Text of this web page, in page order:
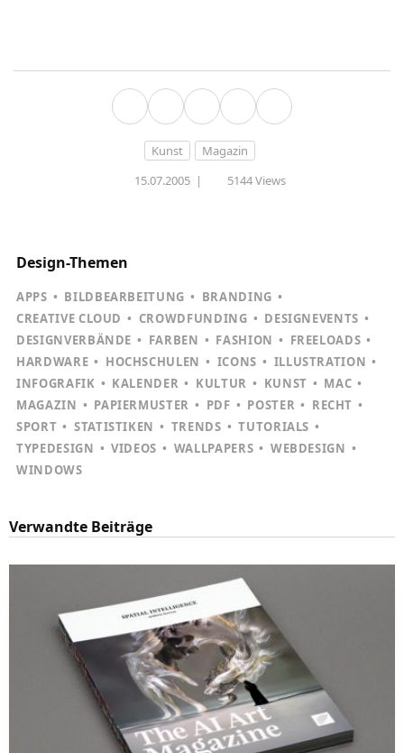
Kunst
Magazin
15.07.2005| 5144 Views
Design-Themen
APPS BILDBEARBEITUNG
BRANDING
CREATIVE CLOUD
CROWDFUNDING
DESIGNEVENTS
DESIGNVERBÄNDE
FARBEN FASHION
FREELOADS
HARDWARE
HOCHSCHULEN ICONS
ILLUSTRATION
INFOGRAFIK
KALENDER KULTUR KUNST
MAC
MAGAZIN
PAPIERMUSTER PDF POSTER
RECHT
SPORT
STATISTIKEN TRENDS
TUTORIALS
TYPEDESIGN
VIDEOS WALLPAPERS
WEBDESIGN
WINDOWS
Verwandte Beiträge